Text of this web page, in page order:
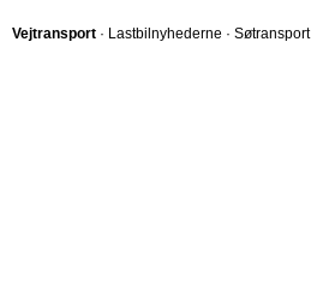
Vejtransport · Lastbilnyhederne · Søtransport